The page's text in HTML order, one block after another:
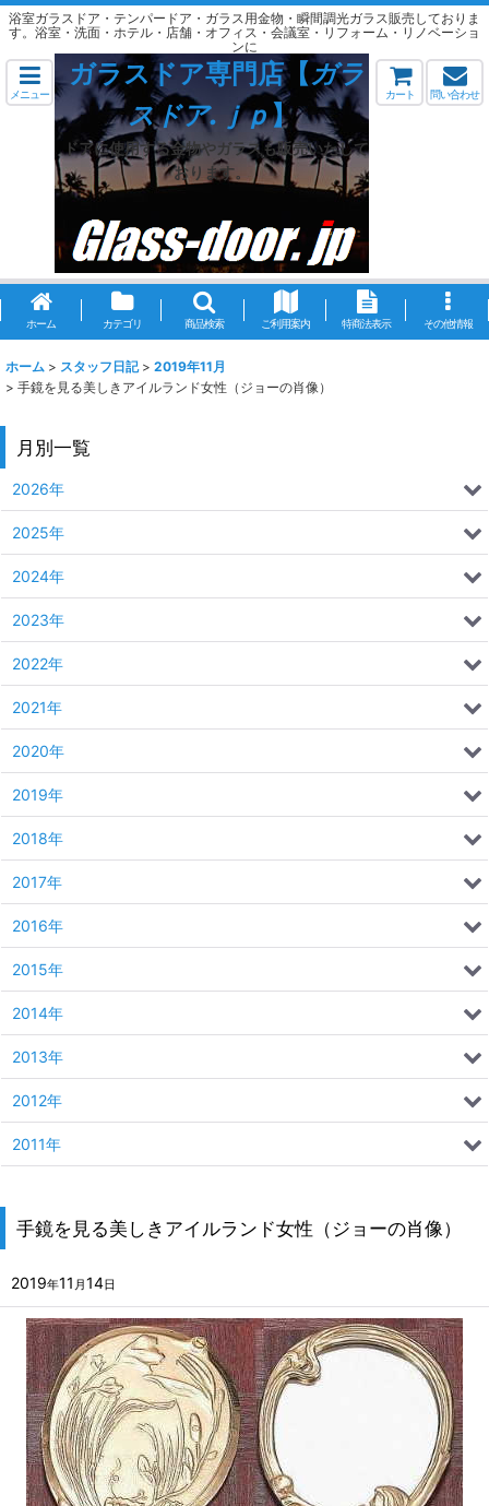
浴室ガラスドア・テンパードア・ガラス用金物・瞬間調光ガラス販売しておりま
す。浴室・洗面・ホテル・店舗・オフィス・会議室・リフォーム・リノベーショ
ンに
メニュー
ガラスドア専門店【ガラ
スドア.ｊｐ】
ドアに使用する金物やガラスも販売いたして
おります。
カート 問い合わせ
ホーム カテゴリ 商品検索 ご利用案内 特商法表示 その他情報
ホーム > スタッフ日記 > 2019年11月
> 手鏡を見る美しきアイルランド女性（ジョーの肖像）
手鏡を見る美しきアイルランド女性（ジョーの肖像）
2019年11 月14日
月別一覧
2026年
2025年
2024年
2023年
2022年
2021年
2020年
2019年
2018年
2017年
2016年
2015年
2014年
2013年
2012年
2011年